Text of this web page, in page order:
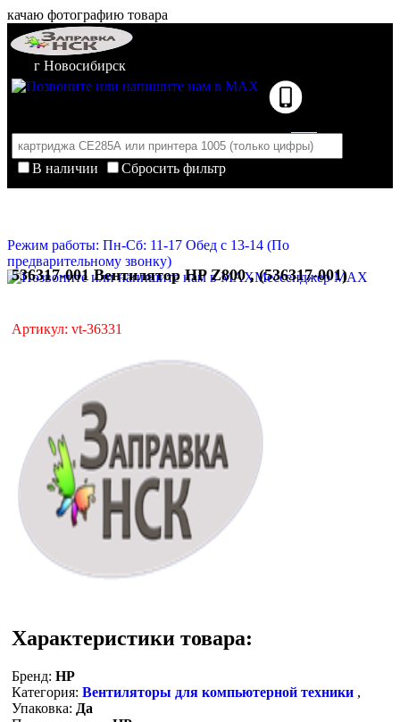
качаю фотографию товара
г Новосибирск
В наличии
Сбросить фильтр
Корзина пуста
Режим работы: Пн-Сб: 11-17 Обед с 13-14 (По
предварительному звонку)
Мессенджер MAX
536317-001 Вентилятор HP Z800 , (536317-001)
Артикул: vt-36331
Характеристики товара:
Бренд: HP
Категория: Вентиляторы для компьютерной техники ,
Упаковка: Да